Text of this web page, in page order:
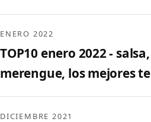
ENERO 2022
TOP10 enero 2022 -
merengue, los mejores
DICIEMBRE 2021